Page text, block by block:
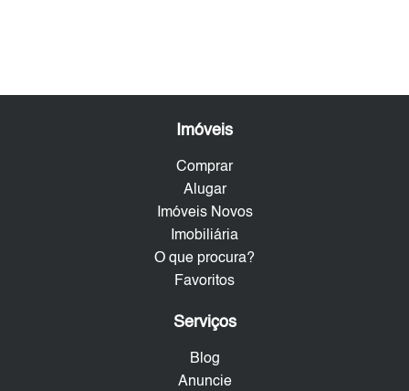
Imóveis
Comprar
Alugar
Imóveis Novos
Imobiliária
O que procura?
Favoritos
Serviços
Blog
Anuncie